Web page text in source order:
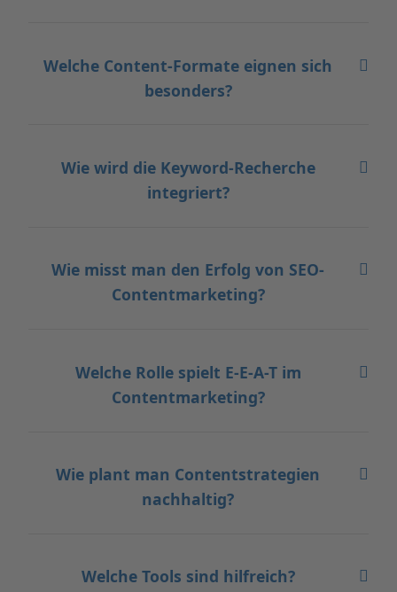
Welche Content-Formate eignen sich
besonders?
Wie wird die Keyword-Recherche
integriert?
Wie misst man den Erfolg von SEO-
Contentmarketing?
Welche Rolle spielt E-E-A-T im
Contentmarketing?
Wie plant man Contentstrategien
nachhaltig?
Welche Tools sind hilfreich?